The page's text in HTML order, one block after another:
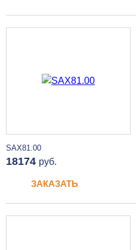
SAX81.00
18174 руб.
ЗАКАЗАТЬ